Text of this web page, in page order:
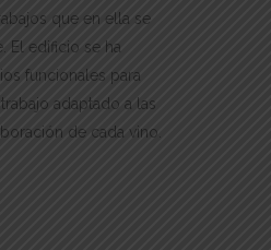
que en ella se
El edificio se ha
funcionales para
adaptado a las
de cada vino.